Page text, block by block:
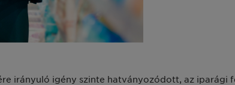
irányuló igény szinte hatványozódott, az iparági